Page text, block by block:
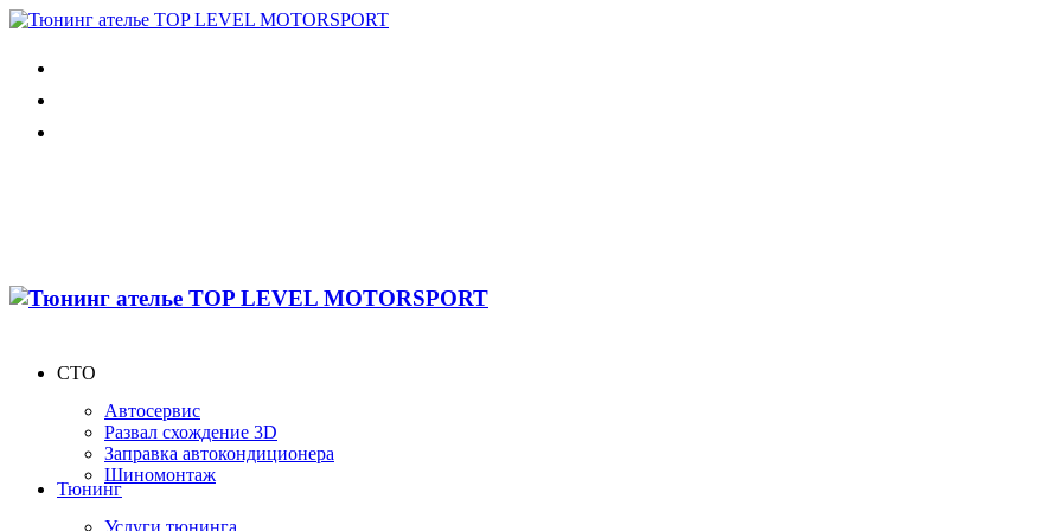
СТО
Автосервис
Развал схождение 3D
Заправка автокондиционера
Шиномонтаж
Тюнинг